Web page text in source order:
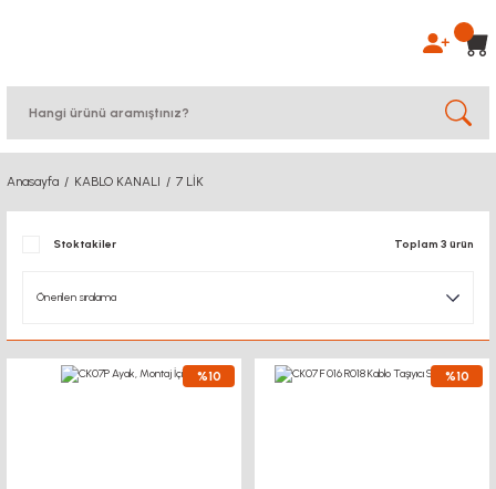
Anasayfa KABLO KANALI 7 LİK
Stoktakiler Toplam 3 ürün
%10 %10